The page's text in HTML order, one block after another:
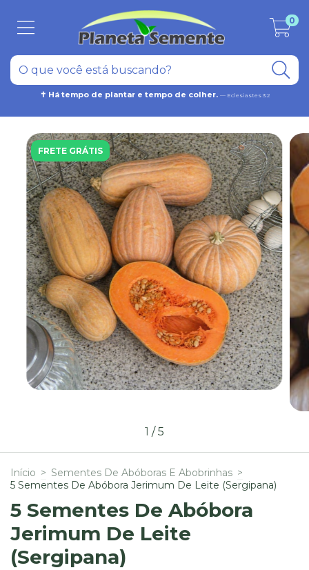
✝ Há tempo de plantar e tempo de colher. — Eclesiastes 3:2
0
FRETE GRÁTIS
1 / 5
Início > Sementes De Abóboras E Abobrinhas >
5 Sementes De Abóbora Jerimum De Leite (Sergipana)
5 Sementes De Abóbora
Jerimum De Leite
(Sergipana)